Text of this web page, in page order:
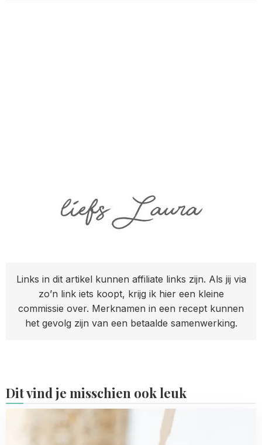
Links in dit artikel kunnen affiliate links zijn. Als jij via
zo’n link iets koopt, krijg ik hier een kleine
commissie over. Merknamen in een recept kunnen
het gevolg zijn van een betaalde samenwerking.
Dit vind je misschien ook leuk